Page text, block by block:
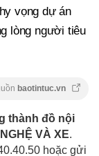
vọng dự án
lòng người tiêu
baotintuc.vn
thành đồ nội
VÀ XE.
hoặc gửi